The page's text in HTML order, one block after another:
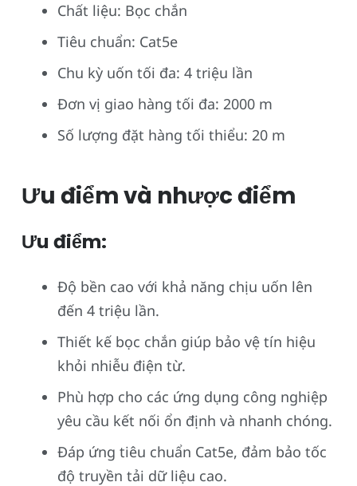
Chất liệu: Bọc chắn
Tiêu chuẩn: Cat5e
Chu kỳ uốn tối đa: 4 triệu lần
Đơn vị giao hàng tối đa: 2000 m
Số lượng đặt hàng tối thiểu: 20 m
Ưu điểm và nhược điểm
Ưu điểm:
Độ bền cao với khả năng chịu uốn lên
đến 4 triệu lần.
Thiết kế bọc chắn giúp bảo vệ tín hiệu
khỏi nhiễu điện từ.
Phù hợp cho các ứng dụng công nghiệp
yêu cầu kết nối ổn định và nhanh chóng.
Đáp ứng tiêu chuẩn Cat5e, đảm bảo tốc
độ truyền tải dữ liệu cao.